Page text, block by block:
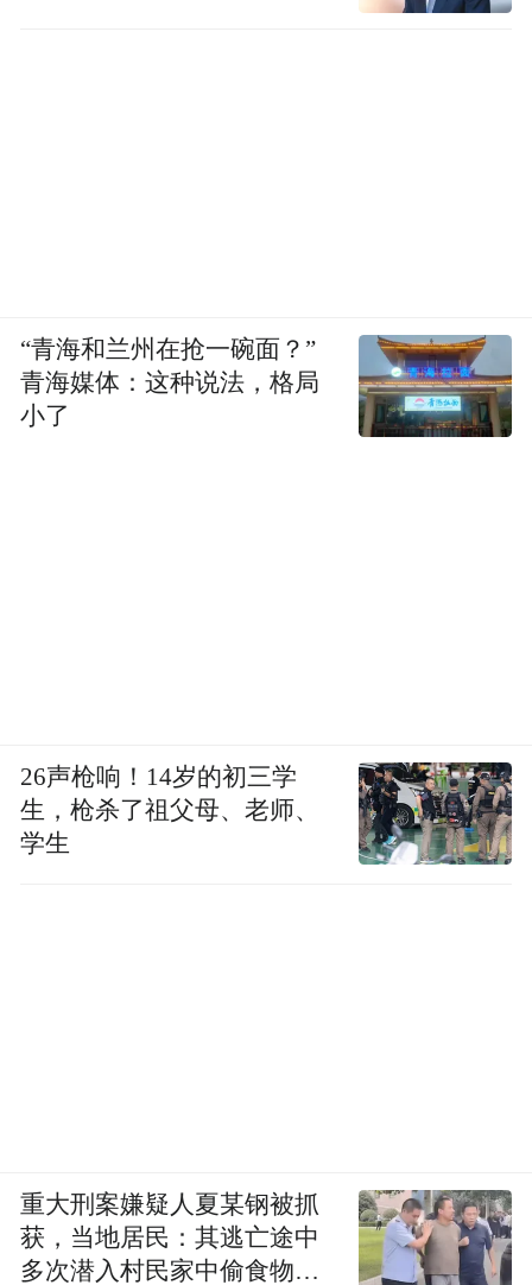
“青海和兰州在抢一碗面？”
青海媒体：这种说法，格局
小了
26声枪响！14岁的初三学
生，枪杀了祖父母、老师、
学生
重大刑案嫌疑人夏某钢被抓
获，当地居民：其逃亡途中
多次潜入村民家中偷食物被